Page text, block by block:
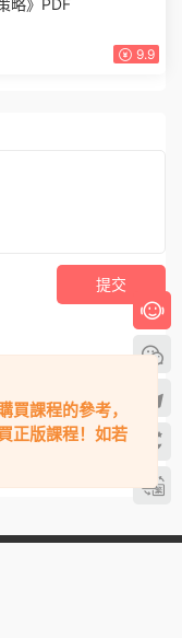
買課程的參考，
正版課程！如若